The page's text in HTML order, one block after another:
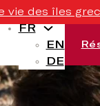
vie des îles
FR
EN
DE